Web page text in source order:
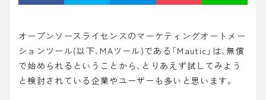
オープンソースライセンスのマーケティングオートメー
ションツール(以下、MAツール)である「Mautic 」は、無償
で始められるということから、とりあえず試してみよう
と検討されている企業やユーザーも多いと思います。